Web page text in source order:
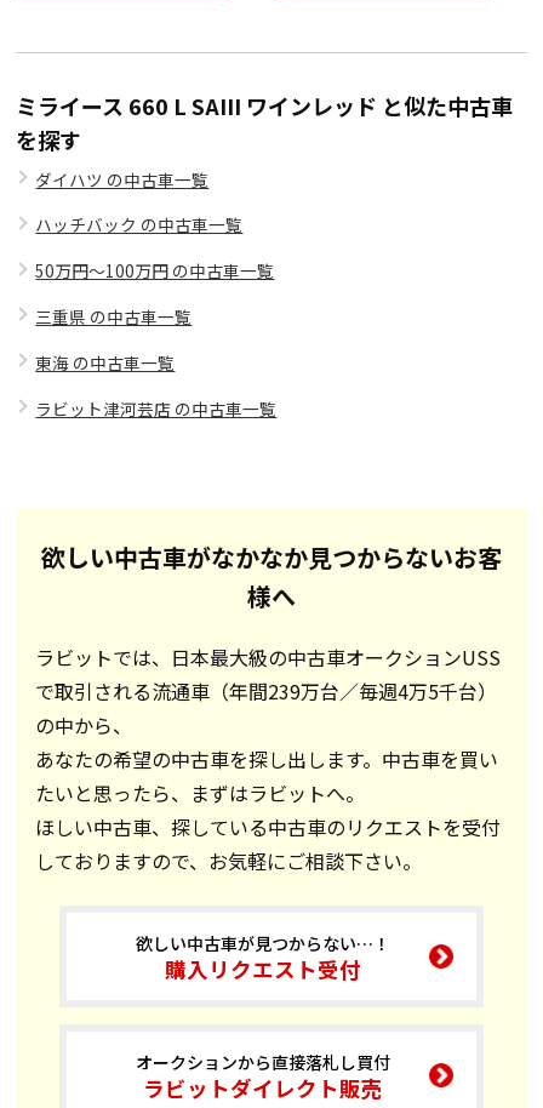
ミライース 660 L SAIII ワインレッド と似た中古車
を探す
ダイハツ の中古車一覧
ハッチバック の中古車一覧
50万円～100万円 の中古車一覧
三重県 の中古車一覧
東海 の中古車一覧
ラビット津河芸店 の中古車一覧
欲しい中古車がなかなか見つからないお客
様へ
ラビットでは、日本最大級の中古車オークションUSS
で取引される流通車（年間239万台／毎週4万5千台）
の中から、
あなたの希望の中古車を探し出します。中古車を買い
たいと思ったら、まずはラビットへ。
ほしい中古車、探している中古車のリクエストを受付
しておりますので、お気軽にご相談下さい。
欲しい中古車が見つからない…！
購入リクエスト受付
オークションから直接落札し買付
ラビットダイレクト販売